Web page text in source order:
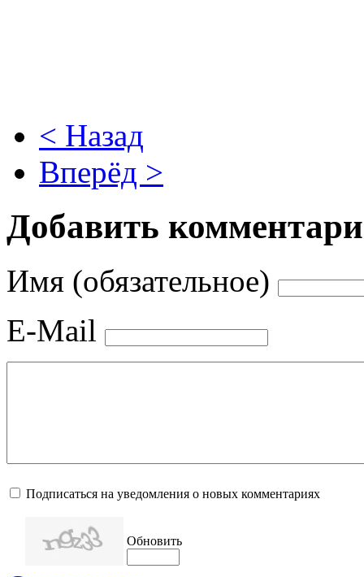
< Назад
Вперёд >
Добавить
Имя (обязательное)
E-Mail
Подписаться на уведомления о новых комментариях
Обновить